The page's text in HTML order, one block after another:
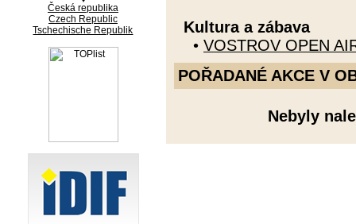
Česká republika
Czech Republic
Tschechische Republik
Kultura a zábava
• VOSTROV OPEN
POŘADANÉ AKCE V
Nebyly